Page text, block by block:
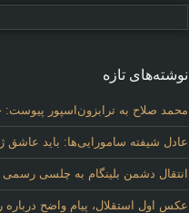
نوشته‌های تازه
محمد صلاح به ترابزون‌اسپور پیوست:
عادل شیفته سامورایی‌ها: باید عاشق
انتقال دشمن بلینگام به چلسی
عکس اول استقلال، پیام واضح درباره